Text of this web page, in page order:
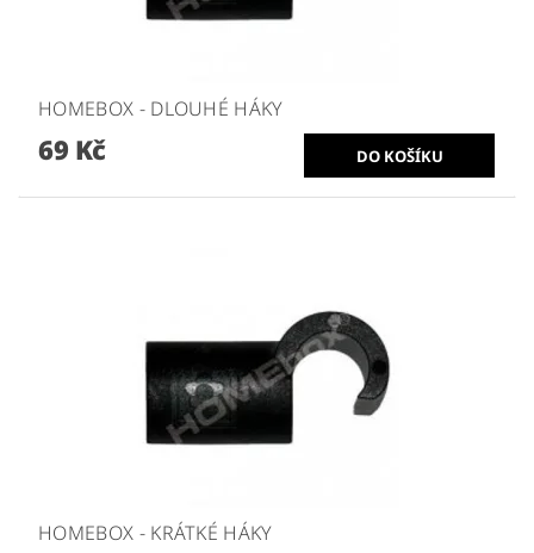
HOMEBOX - DLOUHÉ HÁKY
69 Kč
HOMEBOX - KRÁTKÉ HÁKY